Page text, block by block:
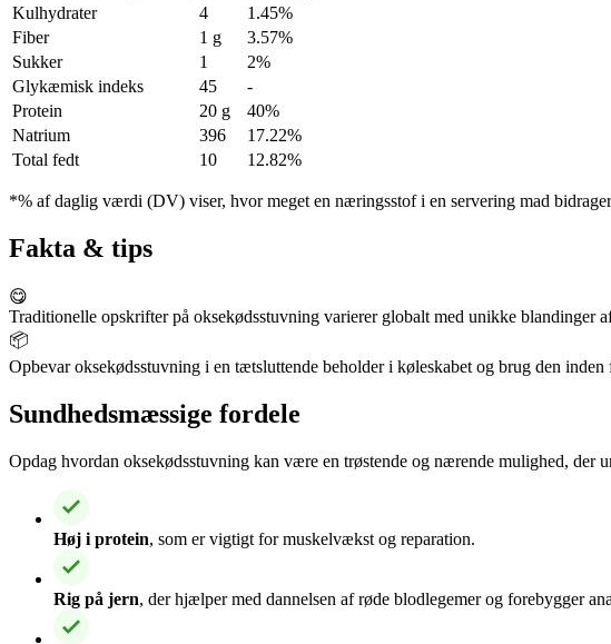
Kulhydrater
4
1.45%
Fiber
1 g
3.57%
Sukker
1
2%
Glykæmisk indeks
45
-
Protein
20 g
40%
Natrium
396
17.22%
Total fedt
10 12.82%
*% af daglig værdi (DV) viser, hvor meget en næringsstof i en servering mad
Fakta & tips
😋
Traditionelle opskrifter på oksekødsstuvning varierer globalt med unikke blandinger
📦
Opbevar oksekødsstuvning i en tætsluttende beholder i køleskabet og brug den
Sundhedsmæssige fordele
Opdag hvordan oksekødsstuvning kan være en trøstende og nærende mulighed, der
Høj i protein, som er vigtigt for muskelvækst og reparation.
Rig på jern, der hjælper med dannelsen af røde blodlegemer og forebygger